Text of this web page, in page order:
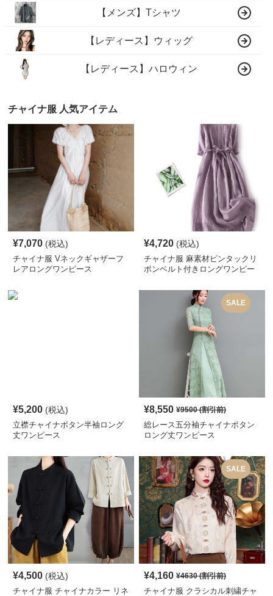
【メンズ】Tシャツ
【レディース】ウィッグ
【レディース】ハロウィン
チャイナ服 人気アイテム
¥7,070 (税込)
チャイナ服 Vネックギャザーフ
レアロングワンピース
¥4,720 (税込)
チャイナ服 麻素材ピンタックリ
ボンベルト付きロングワンピー
¥5,200 (税込)
立襟チャイナボタン半袖ロング
丈ワンピース
SALE
¥8,550 ¥9500(割引前)
総レース五分袖チャイナボタン
ロング丈ワンピース
¥4,500 (税込)
チャイナ服 チャイナカラー リネ
SALE
¥4,160 ¥4630(割引前)
チャイナ服 クラシカル刺繍チャ